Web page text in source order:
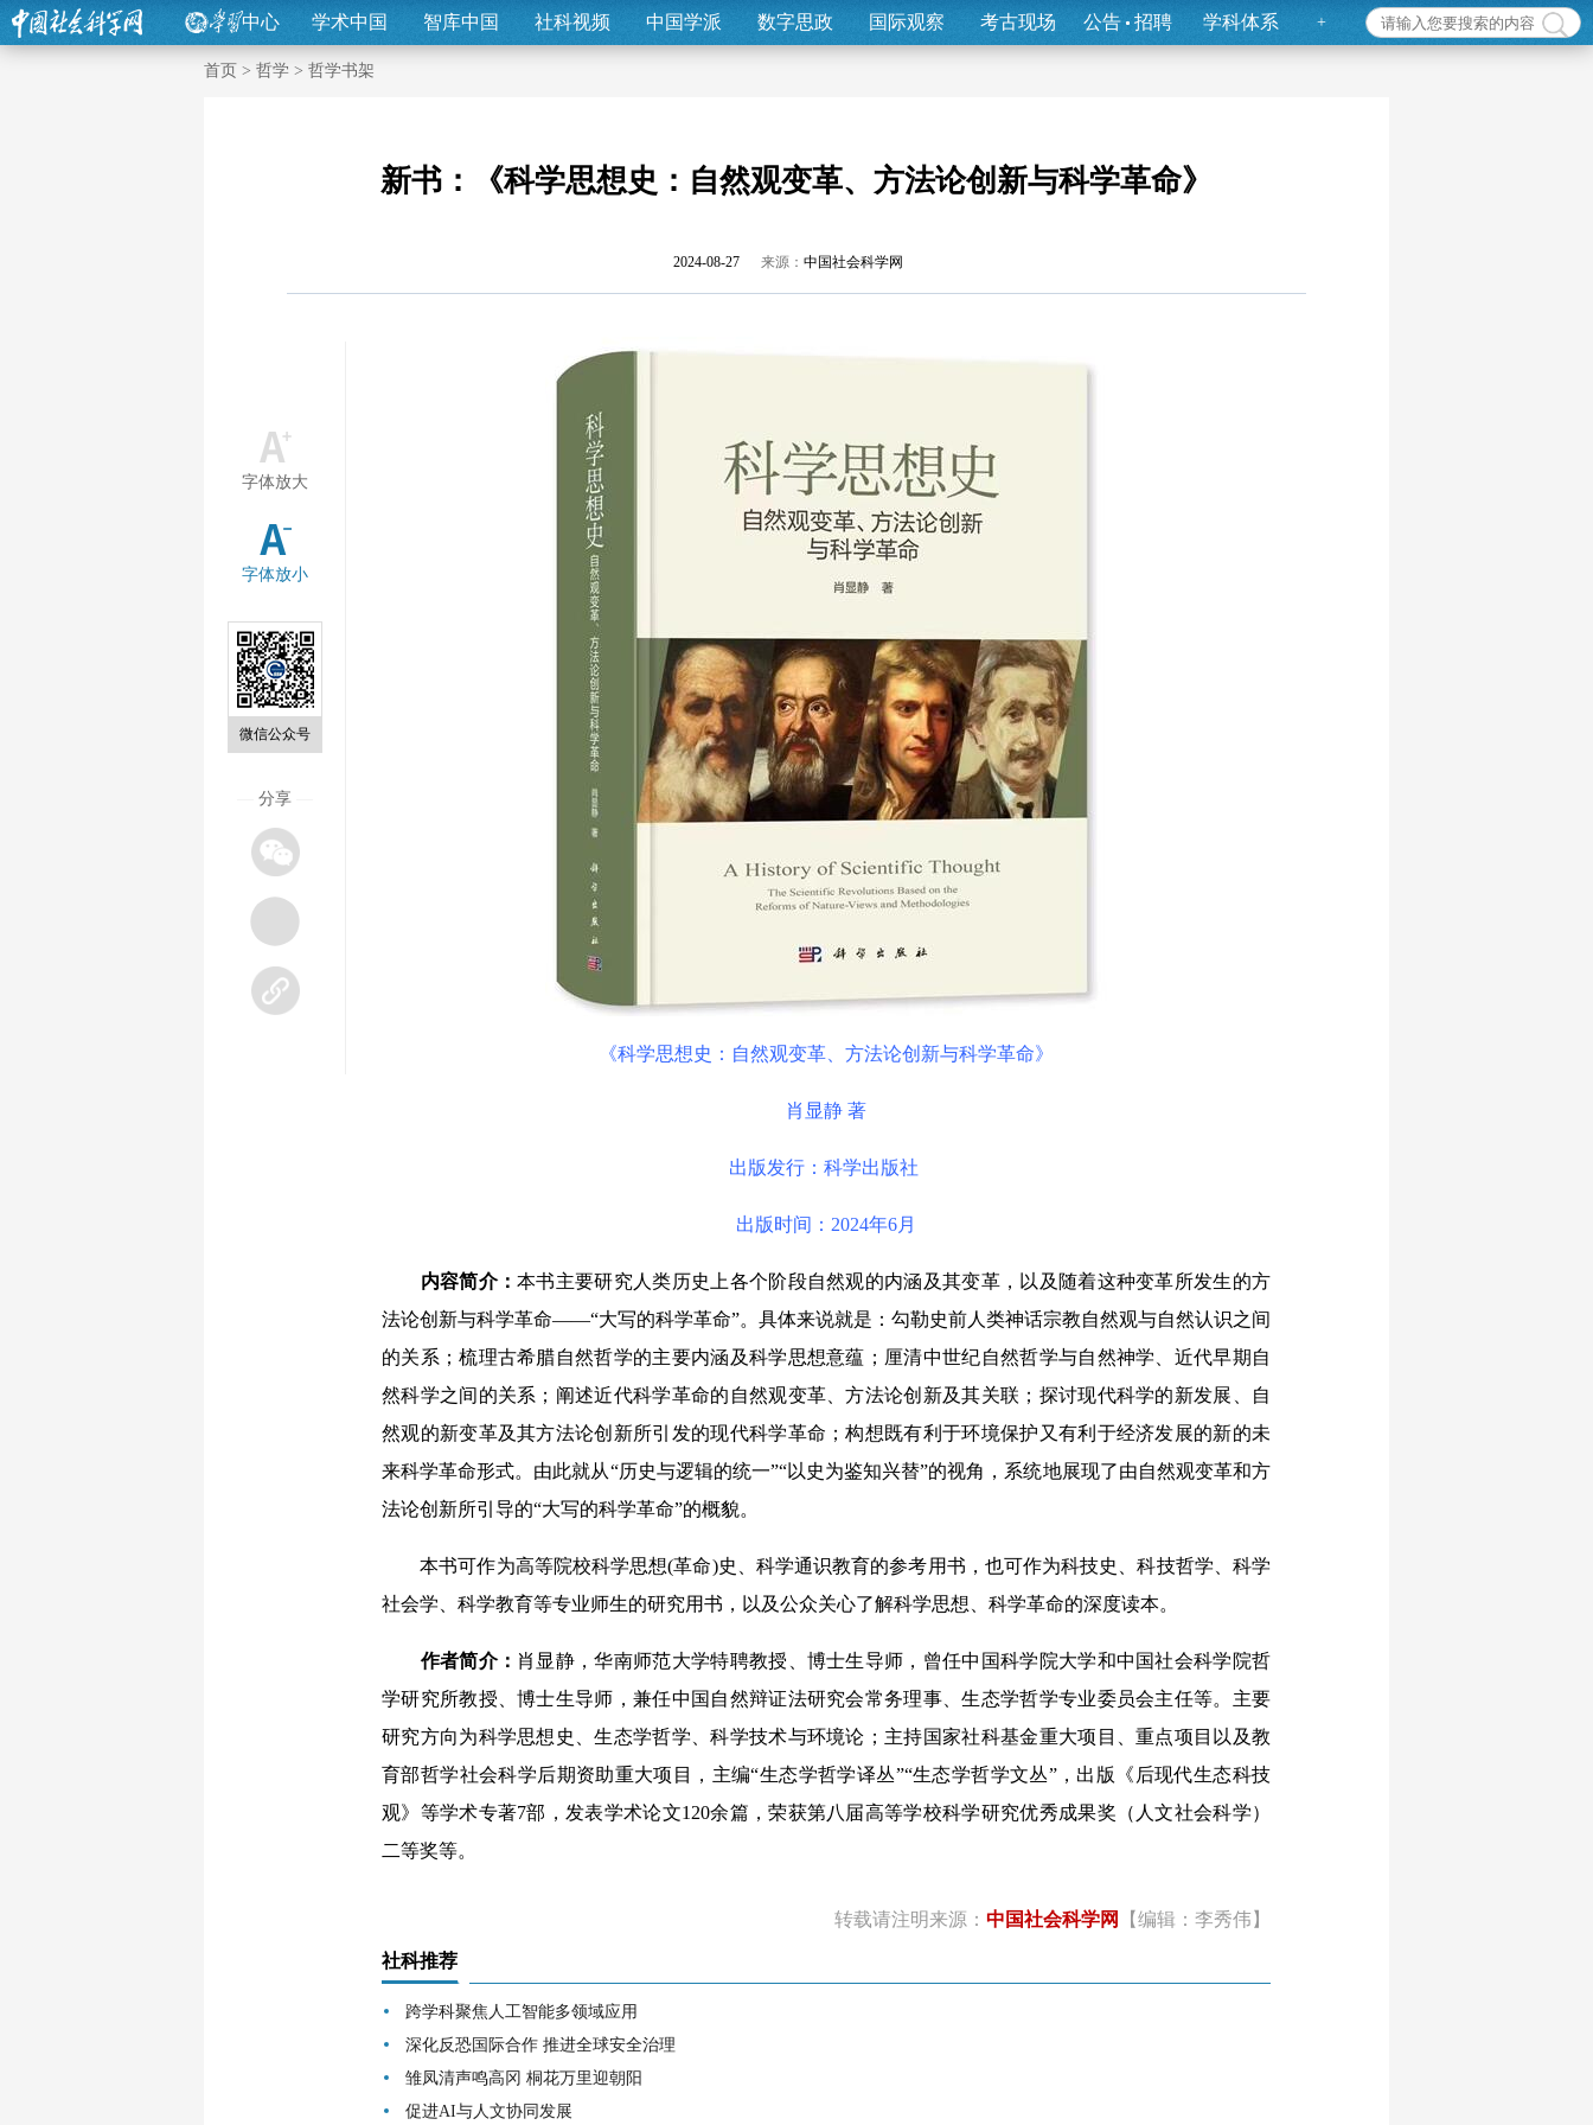
中心 学术中国 智库中国 社科视频 中国学派 数字思政 国际观察 考古现场 公告 招聘 学科体系 +
首页 > 哲学 > 哲学书架
新书：《科学思想史：自然观变革、方法论创新与科学革命》
2024-08-27 来源： 中国社会科学网
字体放大
字体放小
微信公众号
分享
《科学思想史：自然观变革、方法论创新与科学革命》
肖显静 著
出版发行：科学出版社
出版时间：2024年6月
内容简介：本书主要研究人类历史上各个阶段自然观的内涵及其变革，以及随着这种变革所发生的方
法论创新与科学革命——“大写的科学革命”。具体来说就是：勾勒史前人类神话宗教自然观与自然认识之间
的关系；梳理古希腊自然哲学的主要内涵及科学思想意蕴；厘清中世纪自然哲学与自然神学、近代早期自
然科学之间的关系；阐述近代科学革命的自然观变革、方法论创新及其关联；探讨现代科学的新发展、自
然观的新变革及其方法论创新所引发的现代科学革命；构想既有利于环境保护又有利于经济发展的新的未
来科学革命形式。由此就从“历史与逻辑的统一”“以史为鉴知兴替”的视角，系统地展现了由自然观变革和方
法论创新所引导的“大写的科学革命”的概貌。
本书可作为高等院校科学思想(革命)史、科学通识教育的参考用书，也可作为科技史、科技哲学、科学
社会学、科学教育等专业师生的研究用书，以及公众关心了解科学思想、科学革命的深度读本。
作者简介： 肖显静，华南师范大学特聘教授、博士生导师，曾任中国科学院大学和中国社会科学院哲
学研究所教授、博士生导师，兼任中国自然辩证法研究会常务理事、生态学哲学专业委员会主任等。主要
研究方向为科学思想史、生态学哲学、科学技术与环境论；主持国家社科基金重大项目、重点项目以及教
育部哲学社会科学后期资助重大项目，主编“生态学哲学译丛”“生态学哲学文丛”，出版《后现代生态科技
观》等学术专著7部，发表学术论文120余篇，荣获第八届高等学校科学研究优秀成果奖（人文社会科学）
二等奖等。
转载请注明来源： 中国社会科学网 【编辑：李秀伟】
社科推荐
跨学科聚焦人工智能多领域应用
深化反恐国际合作 推进全球安全治理
雏凤清声鸣高冈 桐花万里迎朝阳
促进AI与人文协同发展